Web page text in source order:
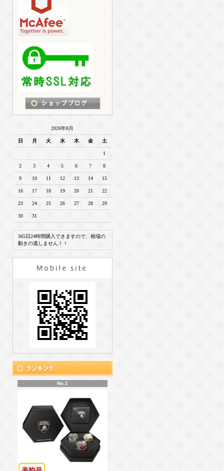
2026年8月
日 月 火 水 木 金 土
1
2 3 4 5 6 7 8
9 10 11 12 13 14 15
16 17 18 19 20 21 22
23 24 25 26 27 28 29
30 31
365日24時間購入できますので、相場の
動きの逃しません！！
No.1